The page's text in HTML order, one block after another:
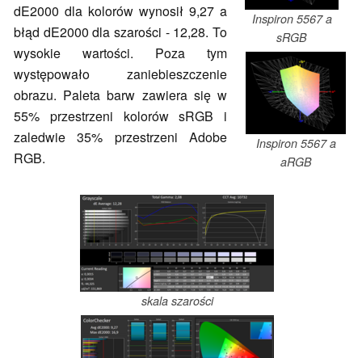
Inspiron 5567 a
sRGB
Inspiron 5567 a
aRGB
dE2000 dla kolorów wynosił 9,27 a
błąd dE2000 dla szarości - 12,28. To
wysokie wartości. Poza tym
występowało zaniebieszczenie
obrazu. Paleta barw zawiera się w
55% przestrzeni kolorów sRGB i
zaledwie 35% przestrzeni Adobe
RGB.
skala szarości